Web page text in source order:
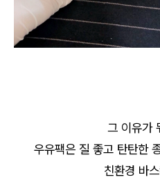
그 이유가
우유팩은 질 좋고 탄탄한
친환경 바